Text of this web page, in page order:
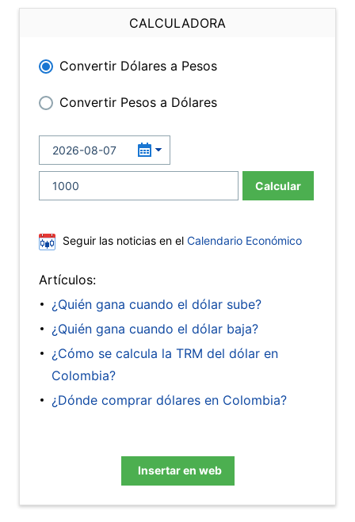
CALCULADORA
Convertir Dólares a Pesos
Convertir Pesos a Dólares
Calcular
Seguir las noticias en el Calendario Económico
Artículos:
¿Quién gana cuando el dólar sube?
¿Quién gana cuando el dólar baja?
¿Cómo se calcula la TRM del dólar en
Colombia?
¿Dónde comprar dólares en Colombia?
Insertar en web